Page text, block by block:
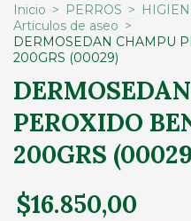
Inicio > PERROS >
Articulos de aseo >
DERMOSEDAN CHAMPU
200GRS (00029)
PEROXIDO
200GRS
$16.850,00